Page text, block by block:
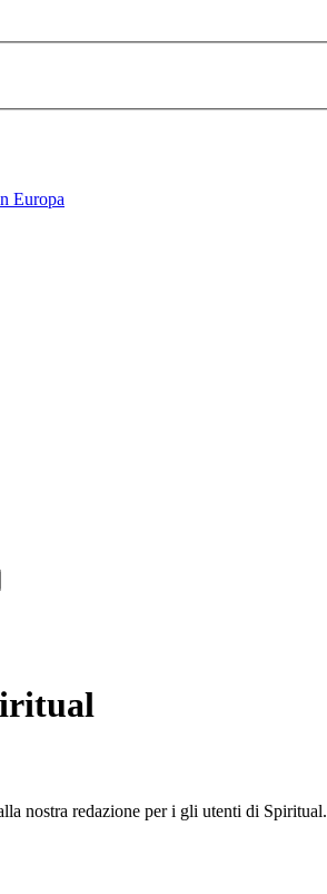
nostra redazione per i gli utenti di Spiritual.